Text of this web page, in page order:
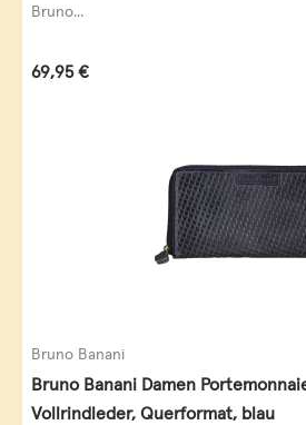
Bruno...
Regulärer Preis:
69,95 €
Bruno Banani
Bruno Banani Damen
Vollrindleder, Querformat, blau